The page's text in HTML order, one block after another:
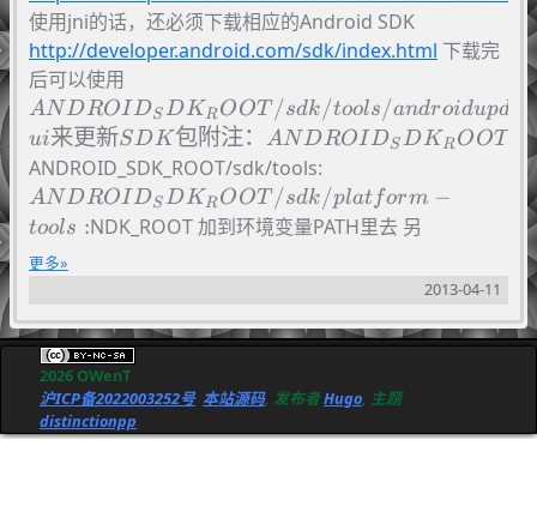
使用jni的话，还必须下载相应的Android SDK
http://developer.android.com/sdk/index.html 下载完
后可以使用 ANDROID_SDK_ROOT/sdk/tools/
update sdk –no-ui 来更新SDK包 附注：
ANDROID_SDK_ROOT指代Android
根目录，NDK_ROOT指代Android
目录。下同。 为了方便可以把
ANDROIDSDKROOT/sdk/tools/androidupd t
ui来更新SDK包附注： ANDROIDSDKROOT
ANDROID_SDK_ROOT/sdk/tools:
tools:
ANDROIDSDKROOT/sdk/plat form −
tools :NDK_ROOT 加到环境变量PATH里去 另
外,Android 如果要命令行编译，需要ant和ant扩展，需
要安装 Android 依赖的32位库 大致上是 glibc.i686
libzip.i686 libzip-devel.i686 libstdc++.i686 ant ant-*
jdk 其中 libc.i686 libzip.i686 libzip-devel.i686
libstdc++.i686 ant ant-* 可以用 yum install或apt-get
install 安装 jdk最好是官网下一个rpm包安装 rpm -ivh
*.rpm
更多
2013-04-11
2026 OWenT
沪ICP备2022003252号 本站源码, 发布者Hugo , 主题
distinctionpp